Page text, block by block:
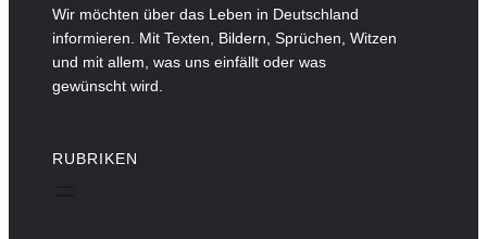
Wir möchten über das Leben in Deutschland
informieren. Mit Texten, Bildern, Sprüchen, Witzen
und mit allem, was uns einfällt oder was
gewünscht wird.
RUBRIKEN